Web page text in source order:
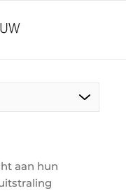
aan hun